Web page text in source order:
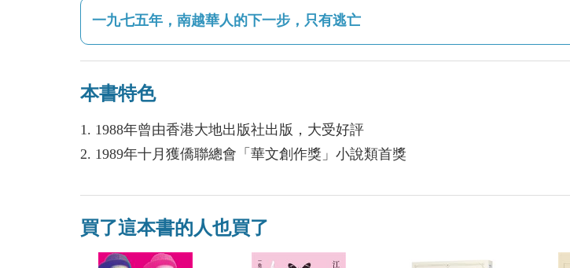
一九七五年，南越華人的下一步，只有逃亡
本書特色
1. 1988年曾由香港大地出版社出版，大受好評
2. 1989年十月獲僑聯總會「華文創作獎」小說類首獎
買了這本書的人也買了